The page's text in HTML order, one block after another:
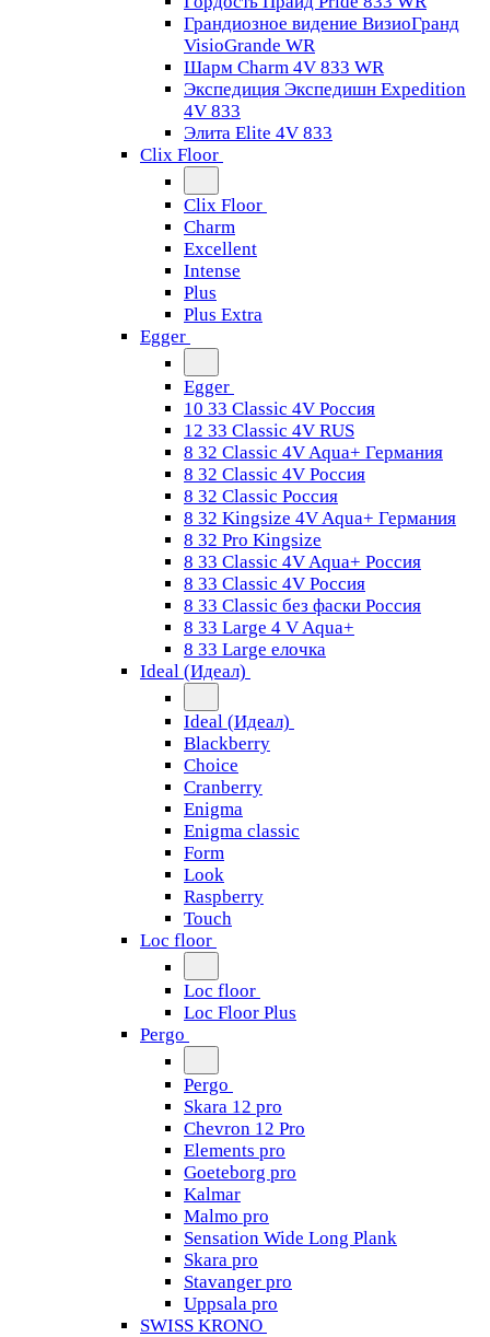
Грандиозное видение ВизиоГранд
VisioGrande WR
Шарм Charm 4V 833 WR
Экспедиция Экспедишн Expedition
4V 833
Элита Elite 4V 833
Clix Floor
Clix Floor
Charm
Excellent
Intense
Plus
Plus Extra
Egger
Egger
10 33 Classic 4V Россия
12 33 Classic 4V RUS
8 32 Classic 4V Aqua+ Германия
8 32 Classic 4V Россия
8 32 Classic Россия
8 32 Kingsize 4V Aqua+ Германия
8 32 Pro Kingsize
8 33 Classic 4V Aqua+ Россия
8 33 Classic 4V Россия
8 33 Classic без фаски Россия
8 33 Large 4 V Aqua+
8 33 Large елочка
Ideal (Идеал)
Ideal (Идеал)
Blackberry
Choice
Cranberry
Enigma
Enigma classic
Form
Look
Raspberry
Touch
Loc floor
Loc floor
Loc Floor Plus
Pergo
Pergo
Skara 12 pro
Chevron 12 Pro
Elements pro
Goeteborg pro
Kalmar
Malmo pro
Sensation Wide Long Plank
Skara pro
Stavanger pro
Uppsala pro
SWISS KRONO